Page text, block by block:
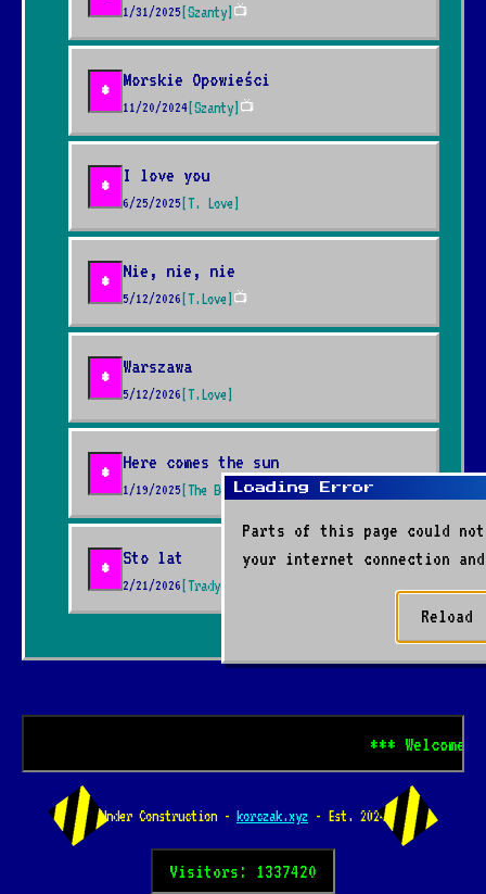
1/31/2025 [Szanty] 📺
* Morskie Opowieści
11/20/2024 [Szanty] 📺
* I love you
6/25/2025 [T. Love]
* Nie, nie, nie
5/12/2026 [T.Love] 📺
* Warszawa
5/12/2026 [T.Love]
* Here comes the sun
1/19/2025 [The Beatles]📺
* Sto lat
2/21/2026 [Tradycyjna]
*** Welcome to
Under Construction - korczak.xyz - Est. 2024
Visitors: 1337420
Loading Error
Parts of this page could not
your internet connection
Reload